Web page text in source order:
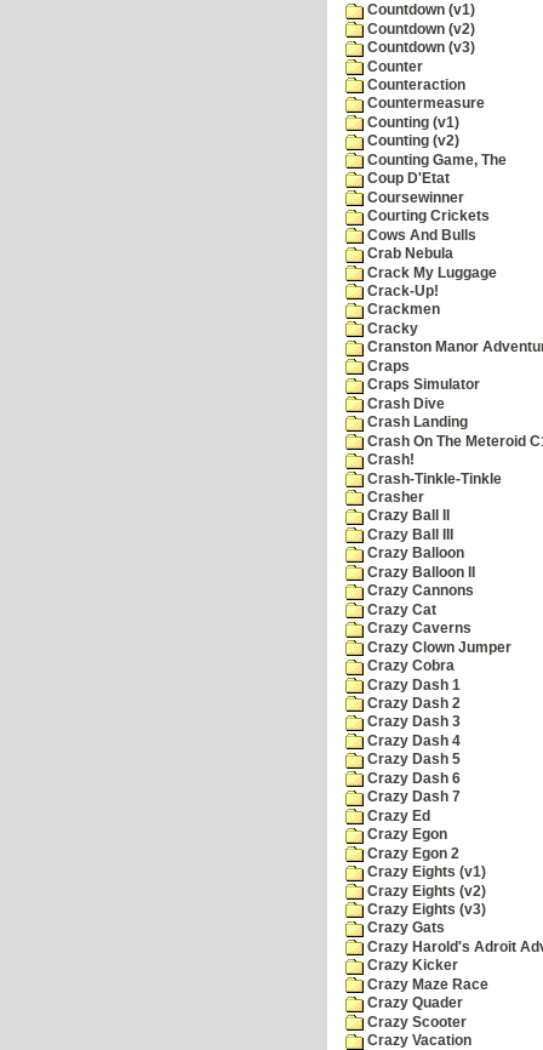
Countdown (v1)
Countdown (v2)
Countdown (v3)
Counter
Counteraction
Countermeasure
Counting (v1)
Counting (v2)
Counting Game, The
Coup D'Etat
Coursewinner
Courting Crickets
Cows And Bulls
Crab Nebula
Crack My Luggage
Crack-Up!
Crackmen
Cracky
Cranston Manor
Craps
Craps Simulator
Crash Dive
Crash Landing
Crash On The Meteroid
Crash!
Crash-Tinkle-Tinkle
Crasher
Crazy Ball II
Crazy Ball III
Crazy Balloon
Crazy Balloon II
Crazy Cannons
Crazy Cat
Crazy Caverns
Crazy Clown Jumper
Crazy Cobra
Crazy Dash 1
Crazy Dash 2
Crazy Dash 3
Crazy Dash 4
Crazy Dash 5
Crazy Dash 6
Crazy Dash 7
Crazy Ed
Crazy Egon
Crazy Egon 2
Crazy Eights (v1)
Crazy Eights (v2)
Crazy Eights (v3)
Crazy Gats
Crazy Harold's Adroit
Crazy Kicker
Crazy Maze Race
Crazy Quader
Crazy Scooter
Crazy Vacation